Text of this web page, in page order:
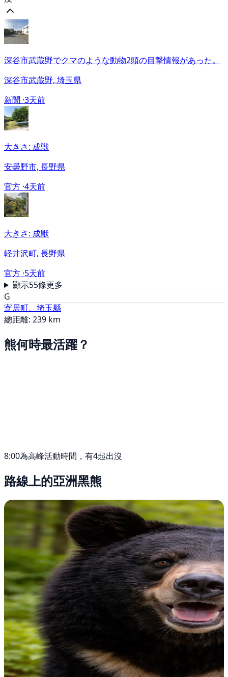
深谷市武蔵野でクマのような動物2頭の目撃情報があった。
深谷市武蔵野, 埼玉県
新聞 ·3天前
大きさ: 成獣
安曇野市, 長野県
官方 ·4天前
大きさ: 成獣
軽井沢町, 長野県
官方 ·5天前
顯示55條更多
G
寄居町、埼玉縣
總距離: 239 km
熊何時最活躍？
8:00為高峰活動時間，有4起出沒
路線上的亞洲黑熊